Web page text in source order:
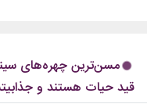
ابروهای بسیار نازک دهه ۱۹۹۰ و اوایل دهه...
مسن‌ترین چهره‌های
قید حیات هستند و